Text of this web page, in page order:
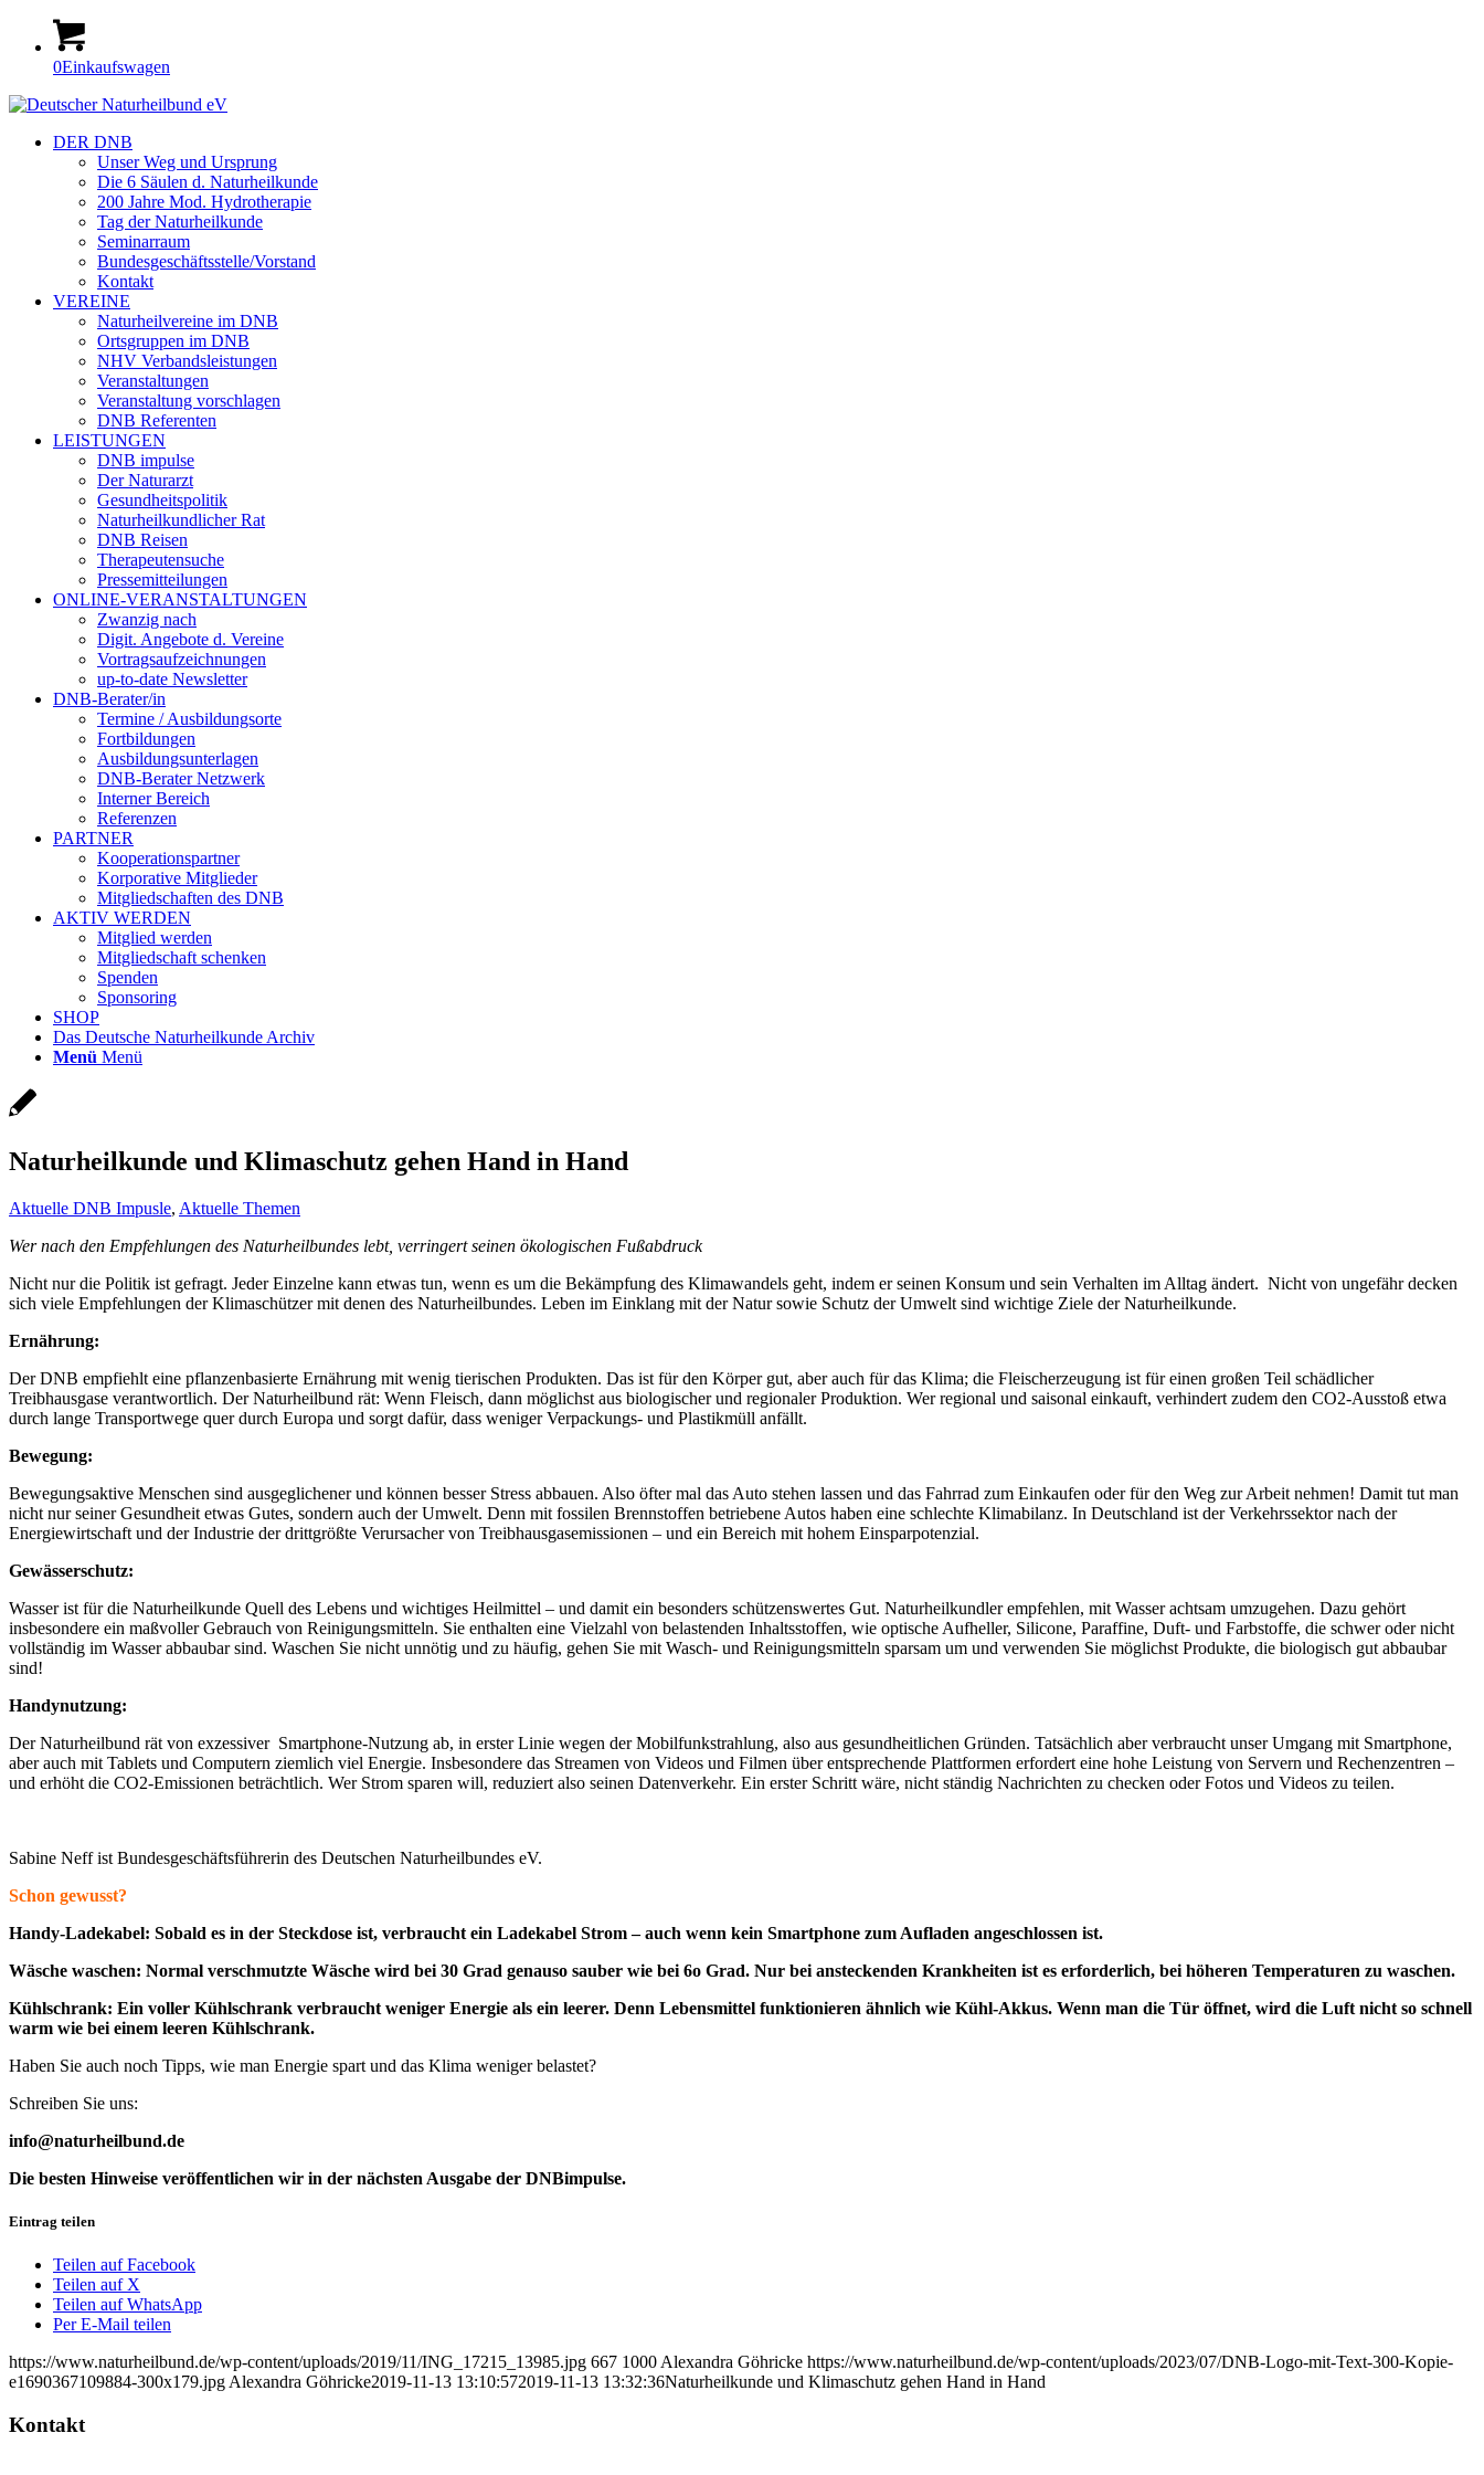
0Einkaufswagen
DER DNB
Unser Weg und Ursprung
Die 6 Säulen d. Naturheilkunde
200 Jahre Mod. Hydrotherapie
Tag der Naturheilkunde
Seminarraum
Bundesgeschäftsstelle/Vorstand
Kontakt
VEREINE
Naturheilvereine im DNB
Ortsgruppen im DNB
NHV Verbandsleistungen
Veranstaltungen
Veranstaltung vorschlagen
DNB Referenten
LEISTUNGEN
DNB impulse
Der Naturarzt
Gesundheitspolitik
Naturheilkundlicher Rat
DNB Reisen
Therapeutensuche
Pressemitteilungen
ONLINE-VERANSTALTUNGEN
Zwanzig nach
Digit. Angebote d. Vereine
Vortragsaufzeichnungen
up-to-date Newsletter
DNB-Berater/in
Termine / Ausbildungsorte
Fortbildungen
Ausbildungsunterlagen
DNB-Berater Netzwerk
Interner Bereich
Referenzen
PARTNER
Kooperationspartner
Korporative Mitglieder
Mitgliedschaften des DNB
AKTIV WERDEN
Mitglied werden
Mitgliedschaft schenken
Spenden
Sponsoring
SHOP
Das Deutsche Naturheilkunde Archiv
Menü Menü
Naturheilkunde und Klimaschutz gehen Hand in Hand
Aktuelle DNB Impusle, Aktuelle Themen
Wer nach den Empfehlungen des Naturheilbundes lebt, verringert seinen ökologischen Fußabdruck
Nicht nur die Politik ist gefragt. Jeder Einzelne kann etwas tun, wenn es um die Bekämpfung des Klimawandels geht, indem er seinen Konsum und sein Verhalten im Alltag ändert. Nicht von ungefähr decken
sich viele Empfehlungen der Klimaschützer mit denen des Naturheilbundes. Leben im Einklang mit der Natur sowie Schutz der Umwelt sind wichtige Ziele der Naturheilkunde.
Ernährung:
Der DNB empfiehlt eine pflanzenbasierte Ernährung mit wenig tierischen Produkten. Das ist für den Körper gut, aber auch für das Klima; die Fleischerzeugung ist für einen großen Teil schädlicher
Treibhausgase verantwortlich. Der Naturheilbund rät: Wenn Fleisch, dann möglichst aus biologischer und regionaler Produktion. Wer regional und saisonal einkauft, verhindert zudem den CO2-Ausstoß etwa
durch lange Transportwege quer durch Europa und sorgt dafür, dass weniger Verpackungs- und Plastikmüll anfällt.
Bewegung:
Bewegungsaktive Menschen sind ausgeglichener und können besser Stress abbauen. Also öfter mal das Auto stehen lassen und das Fahrrad zum Einkaufen oder für den Weg zur Arbeit nehmen! Damit tut man
nicht nur seiner Gesundheit etwas Gutes, sondern auch der Umwelt. Denn mit fossilen Brennstoffen betriebene Autos haben eine schlechte Klimabilanz. In Deutschland ist der Verkehrssektor nach der
Energiewirtschaft und der Industrie der drittgrößte Verursacher von Treibhausgasemissionen – und ein Bereich mit hohem Einsparpotenzial.
Gewässerschutz:
Wasser ist für die Naturheilkunde Quell des Lebens und wichtiges Heilmittel – und damit ein besonders schützenswertes Gut. Naturheilkundler empfehlen, mit Wasser achtsam umzugehen. Dazu gehört
insbesondere ein maßvoller Gebrauch von Reinigungsmitteln. Sie enthalten eine Vielzahl von belastenden Inhaltsstoffen, wie optische Aufheller, Silicone, Paraffine, Duft- und Farbstoffe, die schwer oder nicht
vollständig im Wasser abbaubar sind. Waschen Sie nicht unnötig und zu häufig, gehen Sie mit Wasch- und Reinigungsmitteln sparsam um und verwenden Sie möglichst Produkte, die biologisch gut abbaubar
sind!
Handynutzung:
Der Naturheilbund rät von exzessiver Smartphone-Nutzung ab, in erster Linie wegen der Mobilfunkstrahlung, also aus gesundheitlichen Gründen. Tatsächlich aber verbraucht unser Umgang mit Smartphone,
aber auch mit Tablets und Computern ziemlich viel Energie. Insbesondere das Streamen von Videos und Filmen über entsprechende Plattformen erfordert eine hohe Leistung von Servern und Rechenzentren –
und erhöht die CO2-Emissionen beträchtlich. Wer Strom sparen will, reduziert also seinen Datenverkehr. Ein erster Schritt wäre, nicht ständig Nachrichten zu checken oder Fotos und Videos zu teilen.
Sabine Neff ist Bundesgeschäftsführerin des Deutschen Naturheilbundes eV.
Schon gewusst?
Handy-Ladekabel: Sobald es in der Steckdose ist, verbraucht ein Ladekabel Strom – auch wenn kein Smartphone zum Aufladen angeschlossen ist.
Wäsche waschen: Normal verschmutzte Wäsche wird bei 30 Grad genauso sauber wie bei 6o Grad. Nur bei ansteckenden Krankheiten ist es erforderlich, bei höheren Temperaturen zu waschen.
Kühlschrank: Ein voller Kühlschrank verbraucht weniger Energie als ein leerer. Denn Lebensmittel funktionieren ähnlich wie Kühl-Akkus. Wenn man die Tür öffnet, wird die Luft nicht so schnell
warm wie bei einem leeren Kühlschrank.
Haben Sie auch noch Tipps, wie man Energie spart und das Klima weniger belastet?
Schreiben Sie uns:
info@naturheilbund.de
Die besten Hinweise veröffentlichen wir in der nächsten Ausgabe der DNBimpulse.
Eintrag teilen
Teilen auf Facebook
Teilen auf X
Teilen auf WhatsApp
Per E-Mail teilen
https://www.naturheilbund.de/wp-content/uploads/2019/11/ING_17215_13985.jpg 667 1000 Alexandra Göhricke https://www.naturheilbund.de/wp-content/uploads/2023/07/DNB-Logo-mit-Text-300-Kopie-
e1690367109884-300x179.jpg Alexandra Göhricke2019-11-13 13:10:572019-11-13 13:32:36Naturheilkunde und Klimaschutz gehen Hand in Hand
Kontakt